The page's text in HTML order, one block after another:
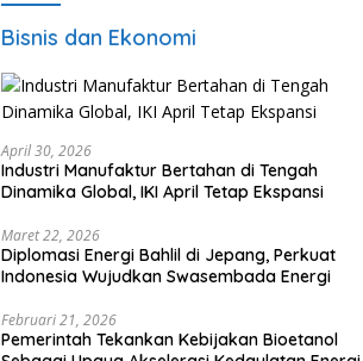
Bisnis dan Ekonomi
April 30, 2026
Industri Manufaktur Bertahan di Tengah
Dinamika Global, IKI April Tetap Ekspansi
Maret 22, 2026
Diplomasi Energi Bahlil di Jepang, Perkuat
Indonesia Wujudkan Swasembada Energi
Februari 21, 2026
Pemerintah Tekankan Kebijakan Bioetanol